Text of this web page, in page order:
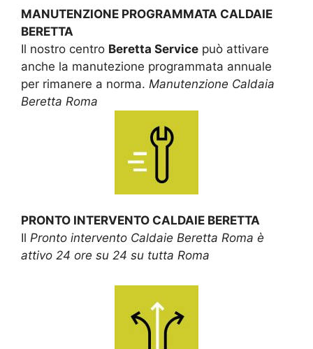
MANUTENZIONE PROGRAMMATA CALDAIE
BERETTA
Il nostro centro Beretta Service può attivare
anche la manutezione programmata annuale
per rimanere a norma. Manutenzione Caldaia
Beretta Roma
PRONTO INTERVENTO CALDAIE BERETTA
Il Pronto intervento Caldaie Beretta Roma è
attivo 24 ore su 24 su tutta Roma